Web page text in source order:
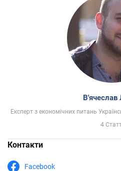
В'ячеслав
Експерт з економічних питань
4
Контакти
Facebook